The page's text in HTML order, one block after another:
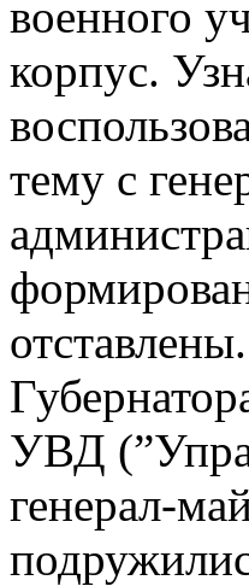
военного
корпус.
тему с
отставлены.
УВД
генерал-